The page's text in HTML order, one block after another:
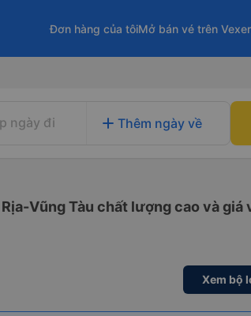
Đơn hàng của tôiMở bán vé trên
ngày đi add Thêm ngày về
Vũng Tàu chất lượng cao và giá
Xem bộ